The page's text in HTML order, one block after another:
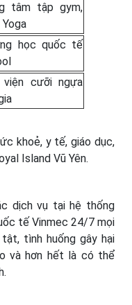
tâm tập gym,
học quốc tế
cưỡi ngựa
khoẻ, y tế, giáo dục,
Island Vũ Yên.
dịch vụ tại hệ thống
tế Vinmec 24/7 mọi
tình huống gây hại
và hơn hết là có thể